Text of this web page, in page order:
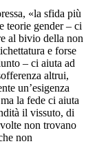
«la sfida più
teorie gender – ci
al bivio della non
e forse
– ci aiuta ad
altrui,
un’esigenza
la fede ci aiuta
il vissuto, di
non trovano
non